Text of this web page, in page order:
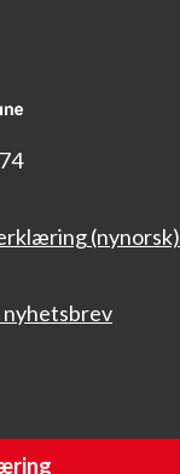
(nynorsk)
nyhetsbrev